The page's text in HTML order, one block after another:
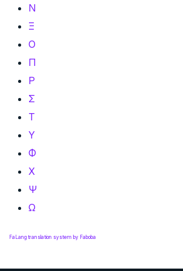
Ν
Ξ
Ο
Π
Ρ
Σ
Τ
Υ
Φ
Χ
Ψ
Ω
FaLang translation system by Faboba